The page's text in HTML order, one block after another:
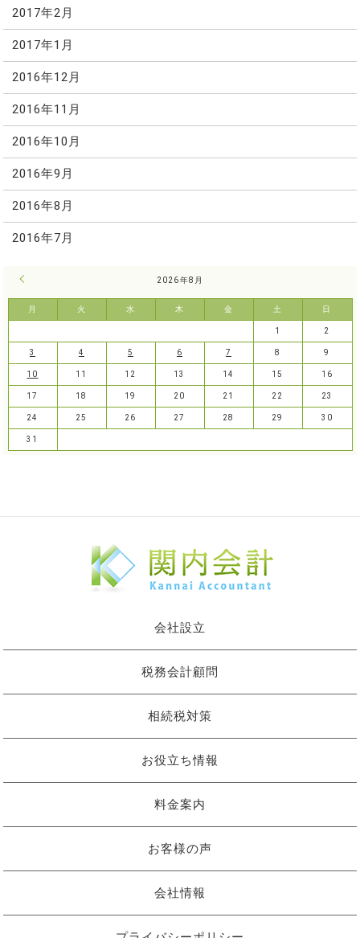
2017年2月
2017年1月
2016年12月
2016年11月
2016年10月
2016年9月
2016年8月
2016年7月
2026年8月
月 火 水 木 金 土 日
1 2
3 4 5 6 7 8 9
10 11 12 13 14 15 16
17 18 19 20 21 22 23
24 25 26 27 28 29 30
31
会社設立
税務会計顧問
相続税対策
お役立ち情報
料金案内
お客様の声
会社情報